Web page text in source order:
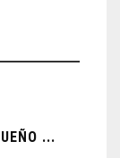
...